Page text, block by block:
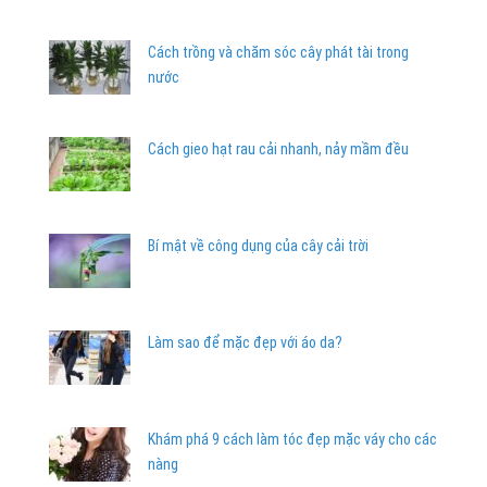
Cách trồng và chăm sóc cây phát tài trong
nước
Cách gieo hạt rau cải nhanh, nảy mầm đều
Bí mật về công dụng của cây cải trời
Làm sao để mặc đẹp với áo da?
Khám phá 9 cách làm tóc đẹp mặc váy cho các
nàng